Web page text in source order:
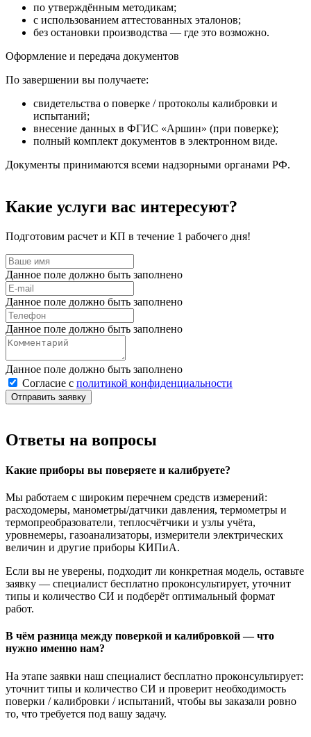
по утверждённым методикам;
с использованием аттестованных эталонов;
без остановки производства — где это возможно.
Оформление и передача документов
По завершении вы получаете:
свидетельства о поверке / протоколы калибровки и
испытаний;
внесение данных в ФГИС «Аршин» (при поверке);
полный комплект документов в электронном виде.
Документы принимаются всеми надзорными органами РФ.
Какие услуги вас интересуют?
Подготовим расчет и КП в течение 1 рабочего дня!
Данное поле должно быть заполнено
Данное поле должно быть заполнено
Данное поле должно быть заполнено
Данное поле должно быть заполнено
Согласие с политикой конфиденциальности
Отправить заявку
Ответы на вопросы
Какие приборы вы поверяете и калибруете?
Мы работаем с широким перечнем средств измерений:
расходомеры, манометры/датчики давления, термометры и
термопреобразователи, теплосчётчики и узлы учёта,
уровнемеры, газоанализаторы, измерители электрических
величин и другие приборы КИПиА.
Если вы не уверены, подходит ли конкретная модель, оставьте
заявку — специалист бесплатно проконсультирует, уточнит
типы и количество СИ и подберёт оптимальный формат
работ.
В чём разница между поверкой и калибровкой — что
нужно именно нам?
На этапе заявки наш специалист бесплатно проконсультирует:
уточнит типы и количество СИ и проверит необходимость
поверки / калибровки / испытаний, чтобы вы заказали ровно
то, что требуется под вашу задачу.